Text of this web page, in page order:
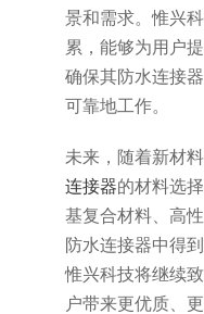
景和需求。惟兴
累，能够为用户
确保其防水连接
可靠地工作。
未来，随着新材
连接器的材料选
基复合材料、高
防水连接器中得
惟兴科技将继续
户带来更优质、